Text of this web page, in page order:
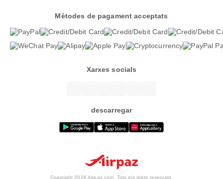
Mètodes de pagament acceptats
Xarxes socials
descarregar
Copyright 2026 Airpaz.com. Tots els drets reservats.